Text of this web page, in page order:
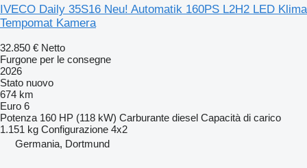
IVECO Daily 35S16 Neu! Automatik 160PS L2H2 LED Klima
Tempomat Kamera
32.850 € Netto
Furgone per le consegne
2026
Stato nuovo
674 km
Euro 6
Potenza 160 HP (118 kW) Carburante diesel Capacità di carico
1.151 kg Configurazione 4x2
Germania, Dortmund